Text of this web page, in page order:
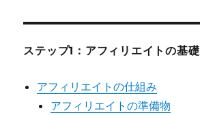
ステップ1：アフィリエイトの基礎
アフィリエイトの仕組み
アフィリエイトの準備物